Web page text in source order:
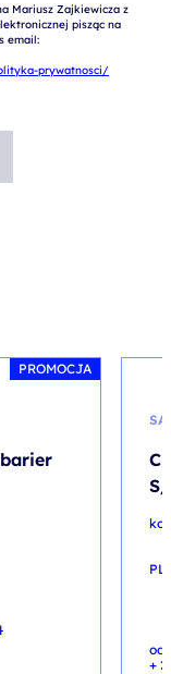
Mariusz Zajkiewicza z
pisząc na
email:
prywatnosci/
PROMOCJA
PL
od
+